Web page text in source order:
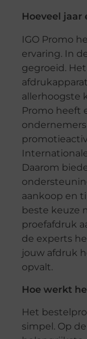
Hoeveel
IGO Promo
ervaring. In
gegroeid.
allerhoogste
Promo heeft
Daarom
aankoop en
beste keuze
proefafdruk
de experts
jouw afdruk
opvalt.
Hoe werkt
Het
simpel. Op